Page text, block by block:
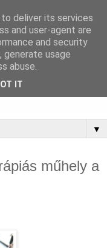
▼
műhely a
deliver its services
and user-agent are
and security
usage
abuse.
IT